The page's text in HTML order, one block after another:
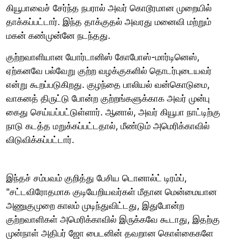
கியூபாவைச் சேர்ந்த நபரால் அவர் கொடூரமான முறையில்
தாக்கப்பட்டார். இந்த தாக்குதல் அவரது மனைவி மற்றும்
மகன் கண்முன்னே நடந்தது.
குற்றவாளியான யோர்டானிஸ் கோபோஸ்-மார்டினெஸ்,
ஏற்கனவே பல்வேறு குற்ற வழக்குகளில் தொடர்புடையவர்
என்று கூறப்படுகிறது. குழந்தை பாலியல் வன்கொடுமை,
வாகனத் திருட்டு போன்ற குற்றங்களுக்காக அவர் முன்பு
கைது செய்யப்பட்டுள்ளார். ஆனால், அவர் கியூபா நாட்டிற்கு
நாடு கடத்த மறுக்கப்பட்டதால், மீண்டும் அமெரிக்காவில்
விடுவிக்கப்பட்டார்.
இந்தச் சம்பவம் குறித்து பேசிய டொனால்ட் டிரம்ப்,
"சட்டவிரோதமாக குடியேறியவர்கள் மீதான மென்மையான
அணுகுமுறை காலம் முடிந்துவிட்டது, இதுபோன்ற
குற்றவாளிகள் அமெரிக்காவில் இருக்கவே கூடாது, இதற்கு
முன்நாள் அதிபர் ஜோ பைடனின் தவறான கொள்கைகளே